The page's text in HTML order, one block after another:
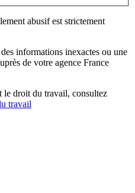
abusif est strictement
informations inexactes ou une
de votre agence France
le droit du travail, consultez
travail